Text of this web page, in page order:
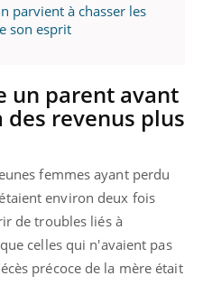
parvient à chasser les
son esprit
un parent avant
des revenus plus
femmes ayant perdu
environ deux fois
de troubles liés à
celles qui n'avaient pas
précoce de la mère était